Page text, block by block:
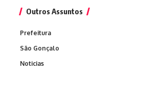
Outros Assuntos
Prefeitura
São Gonçalo
Noticias